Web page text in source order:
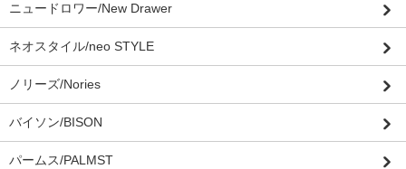
ニュードロワー/New Drawer
ネオスタイル/neo STYLE
ノリーズ/Nories
バイソン/BISON
パームス/PALMST